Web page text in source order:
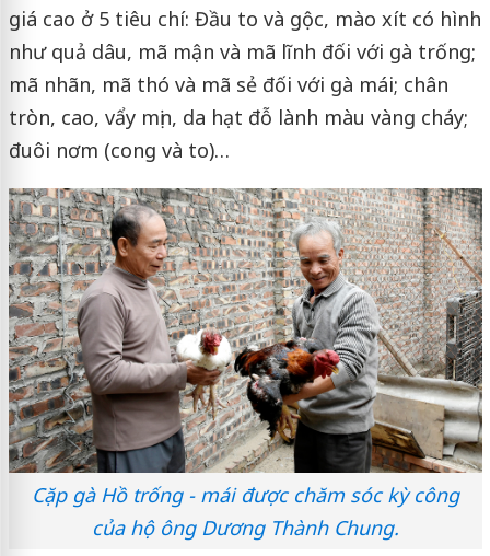
giá cao ở 5 tiêu chí: Đầu to và gộc, mào xít có hình
như quả dâu, mã mận và mã lĩnh đối với gà trống;
mã nhãn, mã thó và mã sẻ đối với gà mái; chân
tròn, cao, vẩy mịn, da hạt đỗ lành màu vàng cháy;
đuôi nơm (cong và to)…
Cặp gà Hồ trống - mái được chăm sóc kỳ công
của hộ ông Dương Thành Chung.